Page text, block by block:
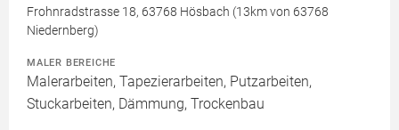
Frohnradstrasse 18, 63768 Hösbach (13km von 63768
Niedernberg)
MALER BEREICHE
Malerarbeiten, Tapezierarbeiten, Putzarbeiten,
Stuckarbeiten, Dämmung, Trockenbau